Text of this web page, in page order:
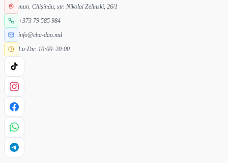
mun. Chișinău, str. Nikolai Zelinski, 26/1
+373 79 585 984
info@cha-dao.md
Lu-Du: 10:00–20:00